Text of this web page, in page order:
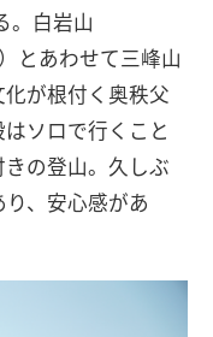
。白岩山
とあわせて三峰山
が根付く奥秩父
ソロで行くこと
の登山。久しぶ
、安心感があ